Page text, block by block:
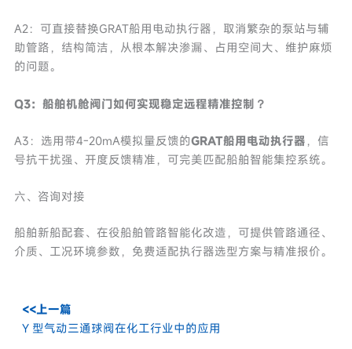
A2：可直接替换GRAT船用电动执行器，取消繁杂的泵站与辅
助管路，结构简洁，从根本解决渗漏、占用空间大、维护麻烦
的问题。
Q3：船舶机舱阀门如何实现稳定远程精准控制？
A3：选用带4-20mA模拟量反馈的GRAT船用电动执行器 ，信
号抗干扰强、开度反馈精准，可完美匹配船舶智能集控系统。
六、咨询对接
船舶新船配套、在役船舶管路智能化改造，可提供管路通径、
介质、工况环境参数，免费适配执行器选型方案与精准报价。
<<上一篇
Y 型气动三通球阀在化工行业中的应用